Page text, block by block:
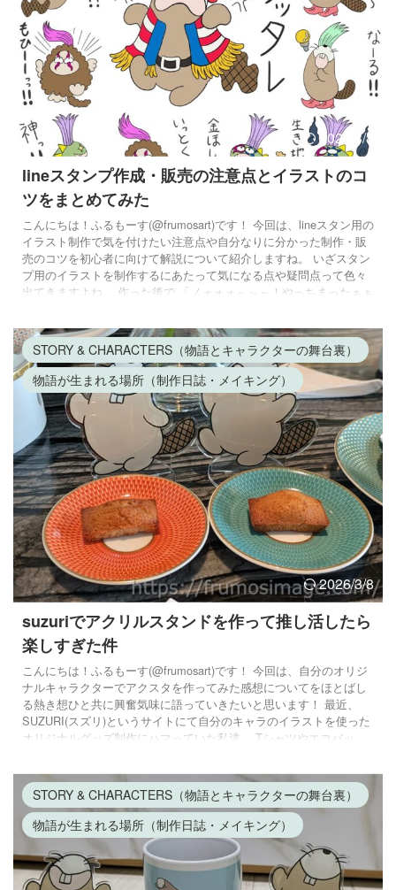
2026/3/8
lineスタンプ作成・販売の注意点とイラストのコ
ツをまとめてみた
こんにちは！ふるもーす(@frumosart)です！ 今回は、lineスタン用の
イラスト制作で気を付けたい注意点や自分なりに分かった制作・販
売のコツを初心者に向けて解説について紹介しますね。 いざスタン
プ用のイラストを制作するにあたって気になる点や疑問点って色々
出てきますよね。 作った後で 「ノォォォ～～～！やっちまったぁぁ
記事では、実際にlineスタンプを作って販売した私の体験談を元に、
こうした方がよかったなという反省も踏まえつつ、line ...
STORY & CHARACTERS（物語とキャラクターの舞台裏）
物語が生まれる場所（制作日誌・メイキング）
2026/3/8
suzuriでアクリルスタンドを作って推し活したら
楽しすぎた件
こんにちは！ふるもーす(@frumosart)です！ 今回は、自分のオリジ
ナルキャラクターでアクスタを作ってみた感想についてをほとばし
る熱き想ひと共に興奮気味に語っていきたいと思います！ 最近、
SUZURI(スズリ)というサイトにて自分のキャラのイラストを使った
オリジナルグッズ制作にハマっていた私達。 Tシャツやエコバッ
れに味を占めた我々はついにアレに手を出してしまいました
よ・・・。 え？アレって何かって？ アレだよ、アレ。 そう、アク
スタです ...
STORY & CHARACTERS（物語とキャラクターの舞台裏）
物語が生まれる場所（制作日誌・メイキング）